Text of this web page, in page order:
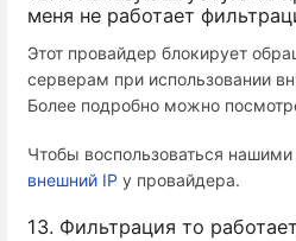
меня не работает
Этот провайдер блокирует
серверам при использовании
Более подробно можно
Чтобы воспользоваться нашими
внешний IP у провайдера.
13. Фильтрация то